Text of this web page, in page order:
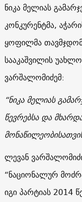
ნიკა მელიას
კონკურენტმა,
ყოფილმა
სააკაშვილის
ვარშალომიძემ:
“ნიკა მელიას
წევრებსა და
ლევან
“ნაციონალურ
იგი პარტიას 2014